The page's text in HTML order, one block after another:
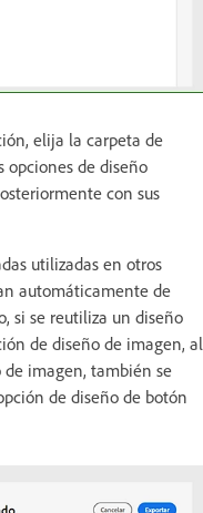
elija la carpeta de
opciones de diseño
con sus
utilizadas en otros
automáticamente de
si se reutiliza un diseño
de diseño de imagen, al
imagen, también se
de diseño de botón